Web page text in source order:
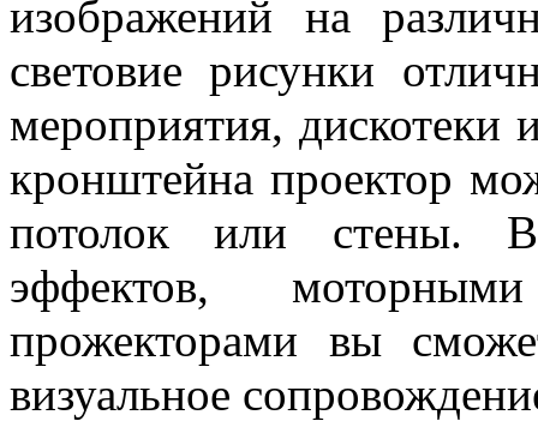
изображений на
световие рисунки
мероприятия,
кронштейна проектор
потолок или стены. В
эффектов,
прожекторами вы
визуальное